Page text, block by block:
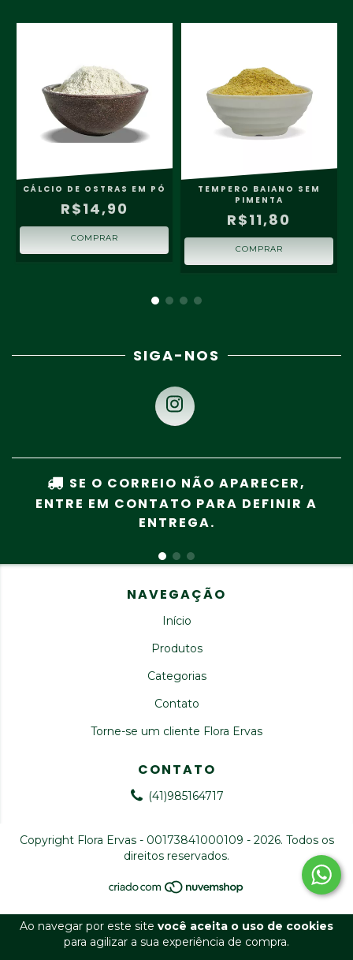
Ao navegar por este site você aceita o uso de cookies
para agilizar a sua experiência de compra.
CÁLCIO DE OSTRAS EM PÓ
R$14,90
COMPRAR
TEMPERO BAIANO SEM
PIMENTA
R$11,80
COMPRAR
SIGA-NOS
SE O CORREIO NÃO APARECER,
ENTRE EM CONTATO PARA DEFINIR A
ENTREGA.
NAVEGAÇÃO
Início
Produtos
Categorias
Contato
Torne-se um cliente Flora Ervas
CONTATO
(41)985164717
Copyright Flora Ervas - 00173841000109 - 2026. Todos os
direitos reservados.